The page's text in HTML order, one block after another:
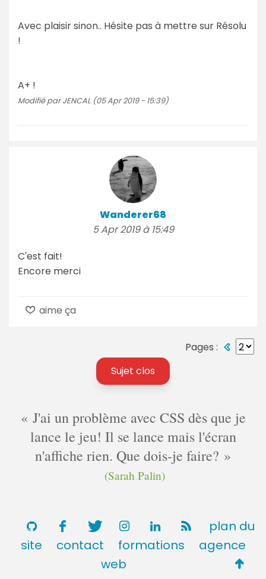
Avec plaisir sinon.. Hésite pas à mettre sur Résolu
!
A+ !
Modifié par JENCAL (05 Apr 2019 - 15:39)
Wanderer68
5 Apr 2019 à 15:49
C'est fait!
Encore merci
aime ça
Pages :
Sujet clos
J'ai un problème avec CSS dès que je
lance le jeu! Il se lance mais l'écran
n'affiche rien. Que dois-je faire?
(Sarah Palin)
plan du
site
contact formations
agence
web